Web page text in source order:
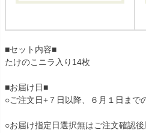
■セット内容■
たけのこニラ入り14枚
■お届け日■
○ご注文日+７日以降、６月１日まで
○お届け指定日選択無はご注文確認